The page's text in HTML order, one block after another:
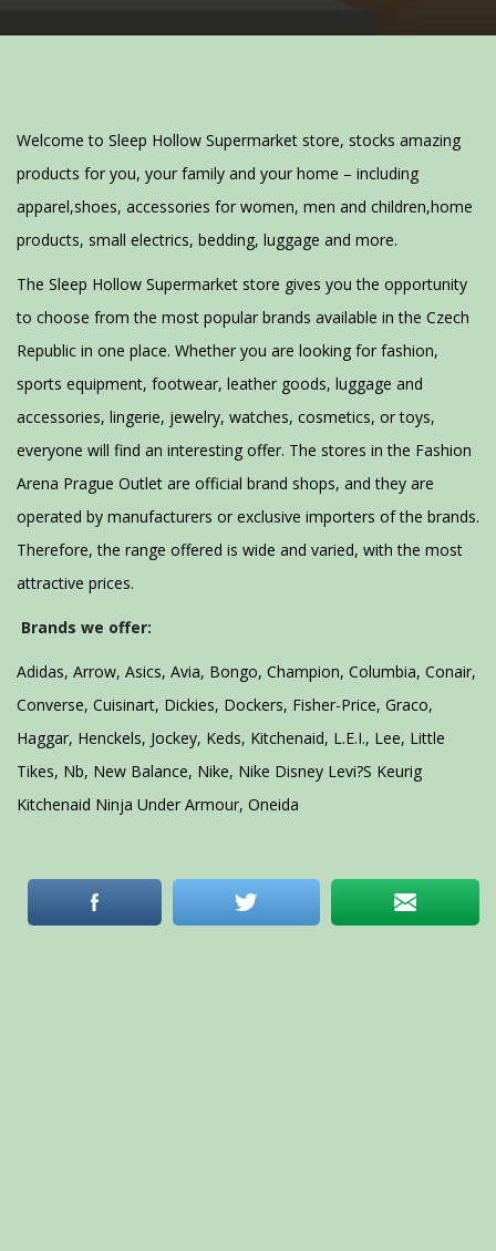
Welcome to Sleep Hollow Supermarket store, stocks amazing
products for you, your family and your home – including
apparel,shoes, accessories for women, men and children,home
products, small electrics, bedding, luggage and more.
The Sleep Hollow Supermarket store gives you the opportunity
to choose from the most popular brands available in the Czech
Republic in one place. Whether you are looking for fashion,
sports equipment, footwear, leather goods, luggage and
accessories, lingerie, jewelry, watches, cosmetics, or toys,
everyone will find an interesting offer. The stores in the Fashion
Arena Prague Outlet are official brand shops, and they are
operated by manufacturers or exclusive importers of the brands.
Therefore, the range offered is wide and varied, with the most
attractive prices.
Brands we offer:
Adidas, Arrow, Asics, Avia, Bongo, Champion, Columbia, Conair,
Converse, Cuisinart, Dickies, Dockers, Fisher-Price, Graco,
Haggar, Henckels, Jockey, Keds, Kitchenaid, L.E.I., Lee, Little
Tikes, Nb, New Balance, Nike, Nike Disney Levi?S Keurig
Kitchenaid Ninja Under Armour, Oneida